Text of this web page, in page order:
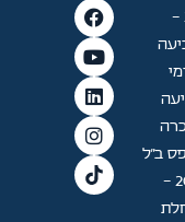
211 -
ב"ל
202 —